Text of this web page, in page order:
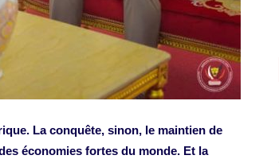
La conquête, sinon, le maintien de
économies fortes du monde. Et la